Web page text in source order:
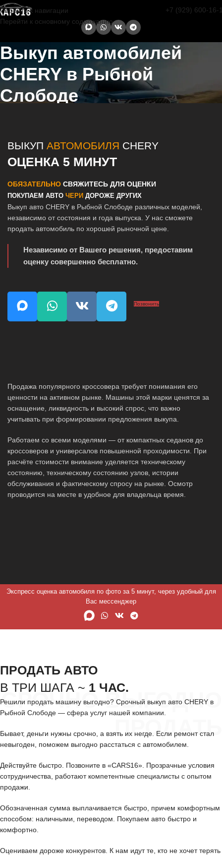
Перейти к навигации
Перейти к основному содержанию
+7 (929) 600-16-
Выкуп автомобилей
CHERY в Рыбной
Слободе
ВЫКУП АВТОМОБИЛЯ CHERY
ОЦЕНКА 5 МИНУТ
ОБЯЗАТЕЛЬНО СВЯЖИТЕСЬ ДЛЯ ОЦЕНКИ
ПОКУПАЕМ АВТО ЧЕРИ ДОРОЖЕ ДРУГИХ
Выкуп авто CHERY в Рыбной Слободе различных моделей,
независимо от состояния и года выпуска. У нас сможете
продать автомобиль по хорошей рыночной цене.
Независимо от Вашего решения, предоставим
оценку совершенно бесплатно.
Позвонить
Продажа популярного кроссовера требует понимания его
ценности на активном рынке. Машины этой марки ценятся за
оснащение, ликвидность и высокий спрос, что важно
учитывать при формировании предложения выкупа.
Работаем со всеми моделями — от компактных седанов до
кроссоверов и универсалов повышенной проходимости. При
расчёте стоимости внимание уделяется техническому
состоянию, техническому состоянию узлов, истории
обслуживания и фактическому спросу на рынке. Осмотр
проводится на месте в удобное для владельца время.
Экспресс оценка автомобиля по фото за 5 минут, через удобный для
Вас мессенджер
СРОЧНО ВЫГОДНО
ПРОДАТЬ
ПРОДАТЬ АВТО
В ТРИ ШАГА ~ 1 ЧАС.
Решили продать машину выгодно? Срочный выкуп авто CHERY в
Рыбной Слободе — сфера услуг нашей компании.
Бывает, деньги нужны срочно, а взять их негде. Если ремонт стал
невыгоден, поможем выгодно расстаться с автомобилем.
Действуйте быстро. Позвоните в «CARS16». Прозрачные условия
сотрудничества, работают компетентные специалисты с опытом
продажи.
Обозначенная сумма выплачивается быстро, причем комфортным
способом: наличными, переводом. Покупаем авто быстро и
комфортно.
Оцениваем дороже конкурентов. К нам идут те, кто не хочет терять